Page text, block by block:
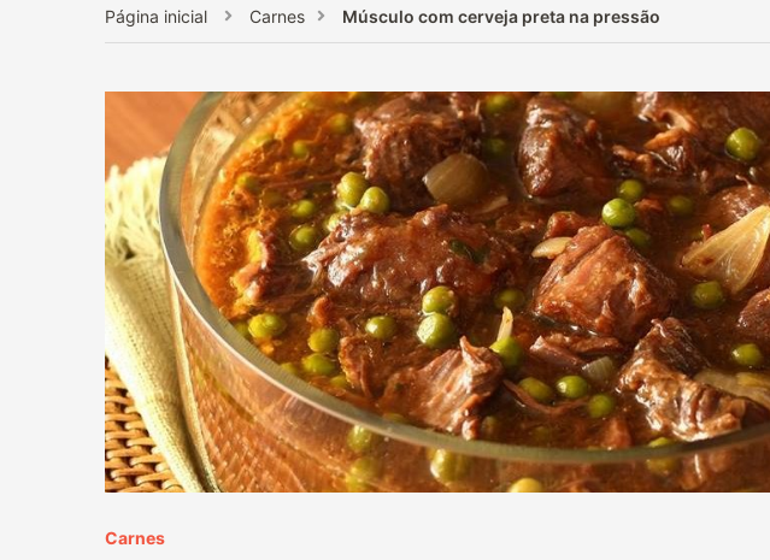
Página inicial Carnes Músculo com cerveja preta na pressão
Carnes